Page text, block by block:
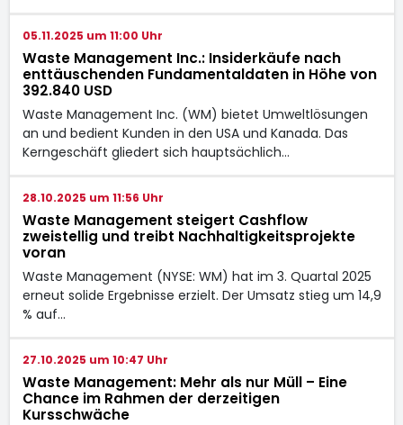
05.11.2025 um 11:00 Uhr
Waste Management Inc.: Insiderkäufe nach
enttäuschenden Fundamentaldaten in Höhe von
392.840 USD
Waste Management Inc. (WM) bietet Umweltlösungen
an und bedient Kunden in den USA und Kanada. Das
Kerngeschäft gliedert sich hauptsächlich…
28.10.2025 um 11:56 Uhr
Waste Management steigert Cashflow
zweistellig und treibt Nachhaltigkeitsprojekte
voran
Waste Management (NYSE: WM) hat im 3. Quartal 2025
erneut solide Ergebnisse erzielt. Der Umsatz stieg um 14,9
% auf…
27.10.2025 um 10:47 Uhr
Waste Management: Mehr als nur Müll – Eine
Chance im Rahmen der derzeitigen
Kursschwäche